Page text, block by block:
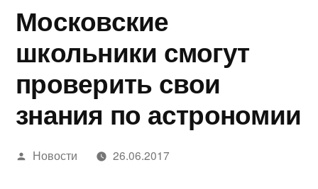
Московские
школьники смогут
проверить свои
знания по астрономии
Написано
Новости 26.06.2017